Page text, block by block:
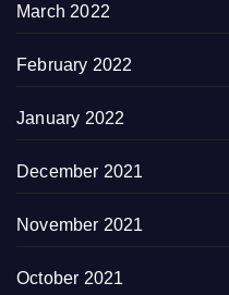
March 2022
February 2022
January 2022
December 2021
November 2021
October 2021